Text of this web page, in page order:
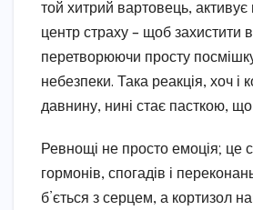
той хитрий вартовець, активує
центр страху – щоб захистити
перетворюючи просту
небезпеки. Така реакція, хоч і
давнину, нині стає пасткою,
Ревнощі не просто емоція; це
гормонів, спогадів і
б’ється з серцем, а кортизол